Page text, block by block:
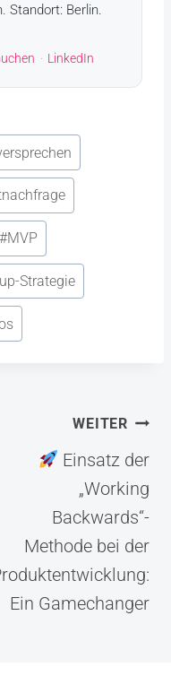
Standort: Berlin.
· LinkedIn
#MVP
Strategie
WEITER
Einsatz der
„Working
Backwards“-
Methode bei der
Ein Gamechanger